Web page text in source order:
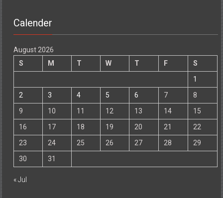
Calender
August 2026
S
M T W T F
S
1
2
3 4 5 6 7
8
9
10 11 12 13 14
15
16
17 18 19 20 21
22
23
24 25 26 27 28
29
30
31
« Jul